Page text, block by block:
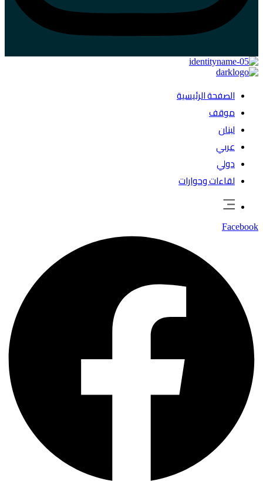
الصفحة الرئيسية
موقف
لبنان
عربي
دولي
لقاءات وحوارات
Facebook